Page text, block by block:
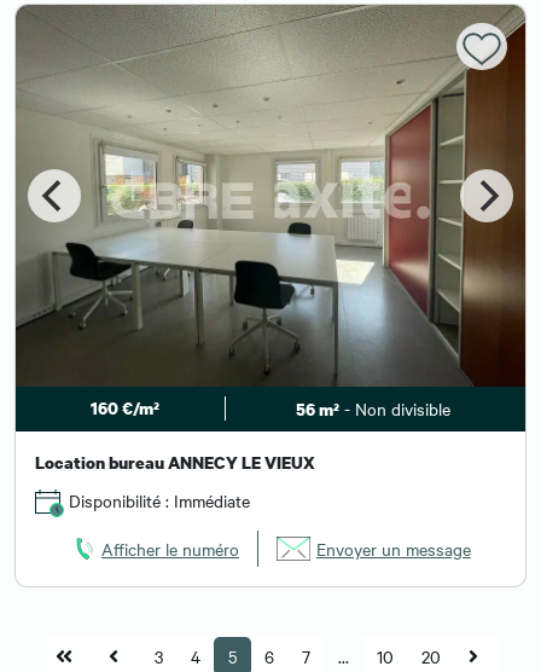
160 €/m² 56 m² - Non divisible
Location bureau ANNECY LE VIEUX
Disponibilité : Immédiate
Afficher le numéro Envoyer un message
3 4 5 6 7 ... 10
20